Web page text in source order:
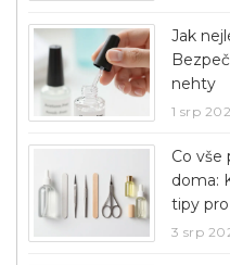
Jak
nehty
1 srp
Co
doma:
tipy
3 srp